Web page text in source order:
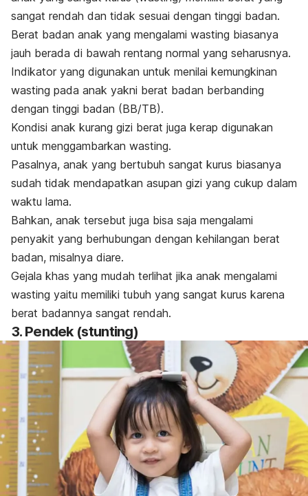
sangat rendah dan tidak sesuai dengan tinggi badan.
Berat badan anak yang mengalami wasting biasanya
jauh berada di bawah rentang normal yang seharusnya.
Indikator yang digunakan untuk menilai kemungkinan
wasting pada anak yakni berat badan berbanding
dengan tinggi badan (BB/TB).
Kondisi anak kurang gizi berat juga kerap digunakan
untuk menggambarkan wasting.
Pasalnya, anak yang bertubuh sangat kurus biasanya
sudah tidak mendapatkan asupan gizi yang cukup dalam
waktu lama.
Bahkan, anak tersebut juga bisa saja mengalami
penyakit yang berhubungan dengan kehilangan berat
badan, misalnya diare.
Gejala khas yang mudah terlihat jika anak mengalami
wasting yaitu memiliki tubuh yang sangat kurus karena
berat badannya sangat rendah.
3. Pendek (stunting)